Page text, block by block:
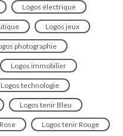
Logos électrique
Logos jeux
photographie
Logos immobilier
Logos technologie
Logos tenir Bleu
Logos tenir Rouge